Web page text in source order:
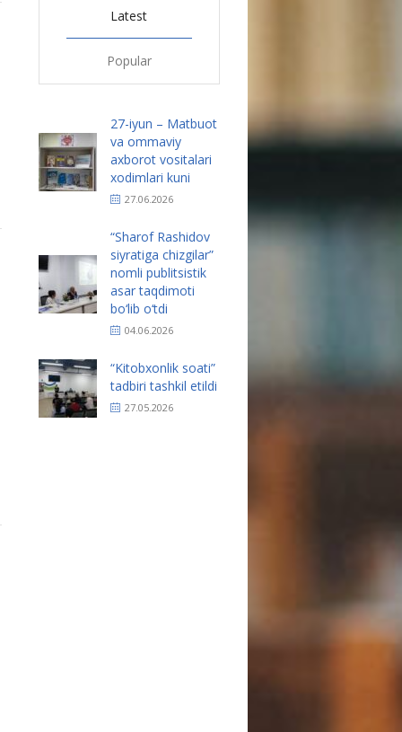
Latest
Popular
27-iyun – Matbuot
va ommaviy
axborot vositalari
xodimlari kuni
27.06.2026
“Sharof Rashidov
siyratiga chizgilar”
nomli publitsistik
asar taqdimoti
bo‘lib o‘tdi
04.06.2026
“Kitobxonlik soati”
tadbiri tashkil etildi
27.05.2026